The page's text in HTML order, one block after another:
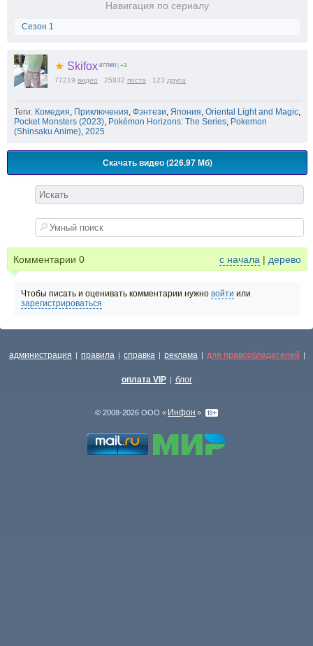
Навигация по сериалу
Сезон 1
★ Skifox 877960 +3
77219 видео 25832 поста 123 друга
Теги: Комедия, Приключения, Фэнтези, Япония, Oriental Light and Magic,
Pocket Monsters (2023), Pokémon Horizons: The Series, Pokemon
(Shinsaku Anime), 2025
Скачать видео (226.97 Мб)
Комментарии 0 с начала | дерево
Чтобы писать и оценивать комментарии нужно войти или
зарегистрироваться
администрация | правила | справка | реклама | для правообладателей |
оплата VIP | блог
© 2008-2026 ООО « Инфон »